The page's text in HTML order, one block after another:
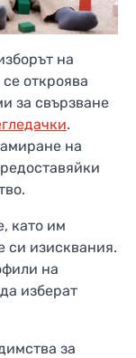
на
се откроява
за свързване
.
на
като им
си изисквания.
на
изберат
за